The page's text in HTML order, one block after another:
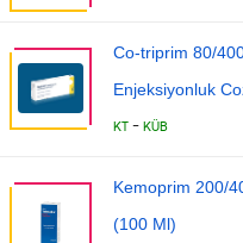
Co-triprim 80/
Enjeksiyonluk
KT - KÜB
Kemoprim 200/
(100 Ml)